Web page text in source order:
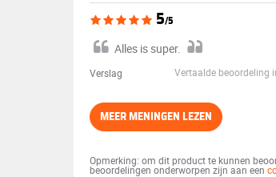
5/5
Alles is super.
Verslag Vertaalde beoordeling
MEER MENINGEN LEZEN
Opmerking: om dit product te kunnen
beoordelingen onderworpen zijn aan een